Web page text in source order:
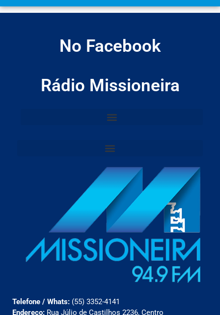
No Facebook
Rádio Missioneira
Telefone / Whats: (55) 3352-4141
Endereço: Rua Júlio de Castilhos 2236, Centro